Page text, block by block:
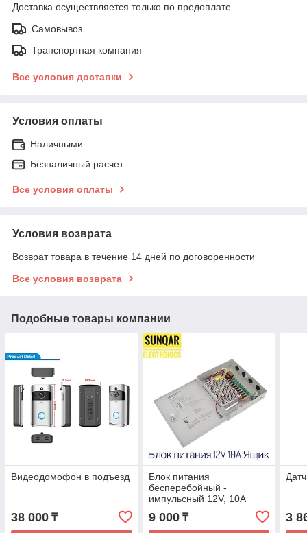
Доставка осуществляется только по предоплате.
Самовывоз
Транспортная компания
Все условия доставки
Условия оплаты
Наличными
Безналичный расчет
Все условия оплаты
Условия возврата
Возврат товара в течение 14 дней по договоренности
Все условия возврата
Подобные товары компании
Видеодомофон в подъезд
38 000 ₸
Блок питания
бесперебойный -
импульсный 12V, 10А
9 000₸ 3